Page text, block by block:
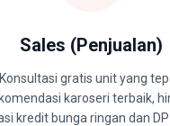
Sales (Penjualan)
Konsultasi gratis unit yang
karoseri terbaik,
kredit bunga ringan dan DP